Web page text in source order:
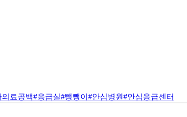
의료공백#응급실#뺑뺑이 #안심병원#안심응급센터